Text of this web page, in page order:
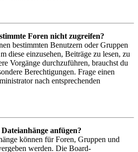
Foren nicht zugreifen?
bestimmten Benutzern oder Gruppen
diese einzusehen, Beiträge zu lesen, zu
Vorgänge durchzuführen, brauchst du
Berechtigungen. Frage einen
nach entsprechenden
anfügen?
können für Foren, Gruppen und
werden. Die Board-